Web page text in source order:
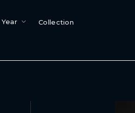
Year
Collection